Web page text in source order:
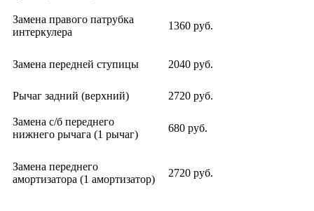
Замена правого патрубка
интеркулера
1360 руб.
Замена передней ступицы 2040 руб.
Рычаг задний (верхний) 2720 руб.
Замена с/б переднего
нижнего рычага (1 рычаг)
680 руб.
Замена переднего
амортизатора (1 амортизатор)
2720 руб.